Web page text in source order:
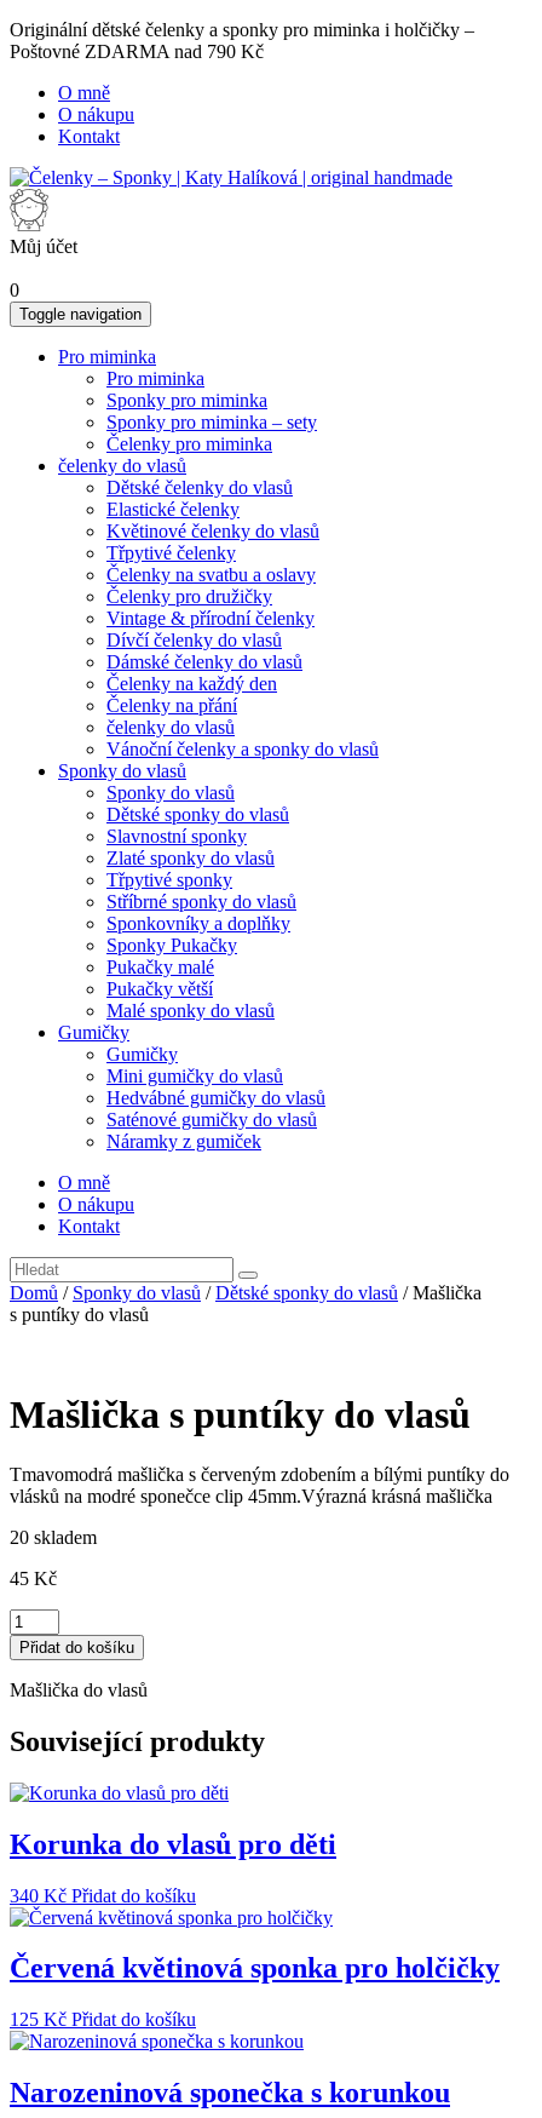
Originální dětské čelenky a sponky pro miminka i holčičky –
Poštovné ZDARMA nad 790 Kč
O mně
O nákupu
Kontakt
Můj účet
0
Toggle navigation
Pro miminka
Pro miminka
Sponky pro miminka
Sponky pro miminka – sety
Čelenky pro miminka
čelenky do vlasů
Dětské čelenky do vlasů
Elastické čelenky
Květinové čelenky do vlasů
Třpytivé čelenky
Čelenky na svatbu a oslavy
Čelenky pro družičky
Vintage & přírodní čelenky
Dívčí čelenky do vlasů
Dámské čelenky do vlasů
Čelenky na každý den
Čelenky na přání
čelenky do vlasů
Vánoční čelenky a sponky do vlasů
Sponky do vlasů
Sponky do vlasů
Dětské sponky do vlasů
Slavnostní sponky
Zlaté sponky do vlasů
Třpytivé sponky
Stříbrné sponky do vlasů
Sponkovníky a doplňky
Sponky Pukačky
Pukačky malé
Pukačky větší
Malé sponky do vlasů
Gumičky
Gumičky
Mini gumičky do vlasů
Hedvábné gumičky do vlasů
Saténové gumičky do vlasů
Náramky z gumiček
O mně
O nákupu
Kontakt
Domů / Sponky do vlasů /Dětské sponky do vlasů / Mašlička
s puntíky do vlasů
Mašlička s puntíky do vlasů
Tmavomodrá mašlička s červeným zdobením a bílými puntíky do
vlásků na modré sponečce clip 45mm.Výrazná krásná mašlička
20 skladem
45 Kč
Mašlička
s
puntíky
do
množství
Přidat do košíku
Mašlička do vlasů
Související produkty
Korunka do vlasů pro děti
340 Kč Přidat do košíku
Červená květinová sponka pro holčičky
125 Kč Přidat do košíku
Narozeninová sponečka s korunkou